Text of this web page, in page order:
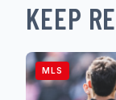
KEEP
MLS